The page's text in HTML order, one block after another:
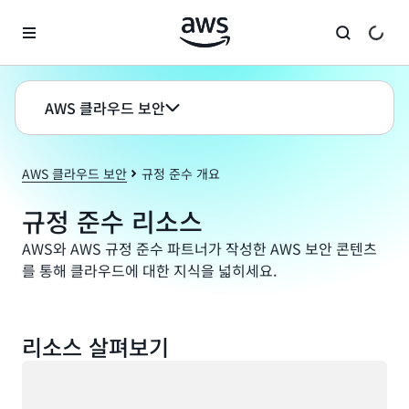
AWS 클라우드 보안
AWS 클라우드 보안 규정 준수 개요
규정 준수 리소스
AWS와 AWS 규정 준수 파트너가 작성한 AWS 보안 콘텐츠
를 통해 클라우드에 대한 지식을 넓히세요.
리소스 살펴보기